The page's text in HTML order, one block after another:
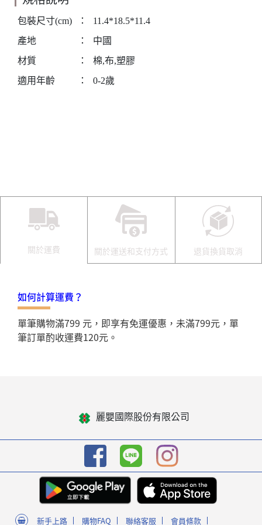
包裝尺寸(cm) ：
11.4*18.5*11.4
產地
：
中國
材質
：
棉,布,塑膠
適用年齡
： 0-2歲
關於運費 關於運送和支付方式 退貨換貨取消
如何計算運費？
單筆購物滿799 元，即享有免運優惠，未滿799元，單
筆訂單酌收運費120元。
麗嬰國際股份有限公司
新手上路 購物FAQ 聯絡客服 會員條款